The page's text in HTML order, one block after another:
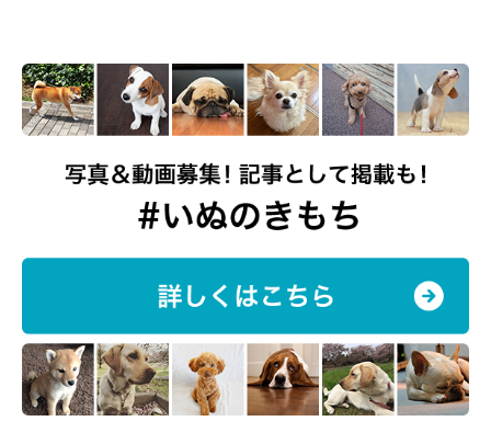
ツンデレで柴犬らしい性格